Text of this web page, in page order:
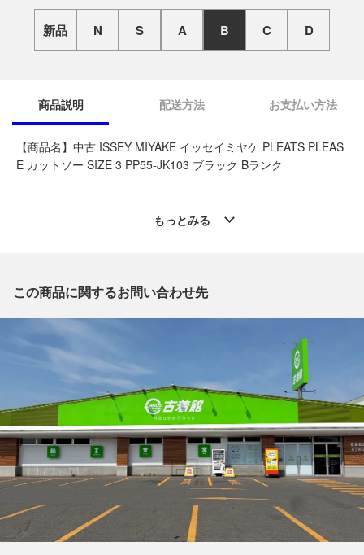
新品 N S A B C D
商品説明 配送方法 お支払い方法
【商品名】中古 ISSEY MIYAKE イッセイミヤケ PLEATS PLEAS
E カットソー SIZE 3 PP55-JK103 ブラック Bランク
※「なんでもリサイクルビッグバン 公式オンラインストアの出
電話番号：0155-67-8571
【店舗内商品コード】1002100943569
【メーカー】ISSEY MIYAKE/イッセイミヤケ
【型番】PP55-JK103
【対象】ミセス
【カラー】ブラック
【肩幅】約22cm
【着丈】約49cm
【袖丈】約24cm
【付属品】なし
【ランク】Bランク
通常使用による傷や汚れが見受けられる中古品
もっとみる
この商品に関するお問い合わせ先